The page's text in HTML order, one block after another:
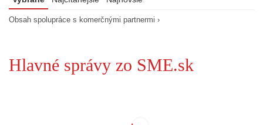
Obsah spolupráce s komerčnými partnermi ›
Hlavné správy zo SME.sk